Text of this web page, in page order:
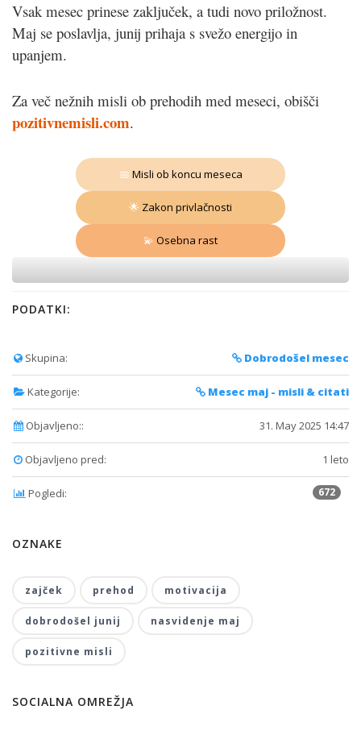
Vsak mesec prinese zaključek, a tudi novo priložnost.
Maj se poslavlja, junij prihaja s svežo energijo in
upanjem.
Za več nežnih misli ob prehodih med meseci, obišči
pozitivnemisli.com.
📅 Misli ob koncu meseca
🌟 Zakon privlačnosti
💫 Osebna rast
PODATKI:
Skupina: Dobrodošel mesec
Kategorije: Mesec maj - misli & citati
Objavljeno:: 31. May 2025 14:47
Objavljeno pred: 1 leto
Pogledi: 672
OZNAKE
zajček prehod motivacija
dobrodošel junij nasvidenje maj
pozitivne misli
SOCIALNA OMREŽJA